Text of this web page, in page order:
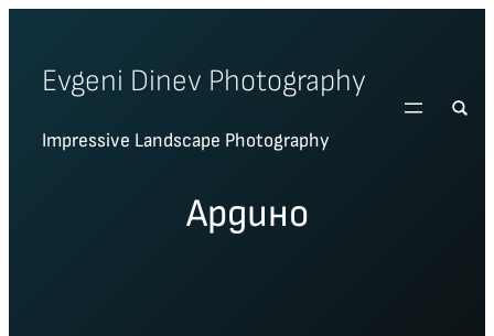
content
Evgeni Dinev Photography
Impressive Landscape Photography
Ардино